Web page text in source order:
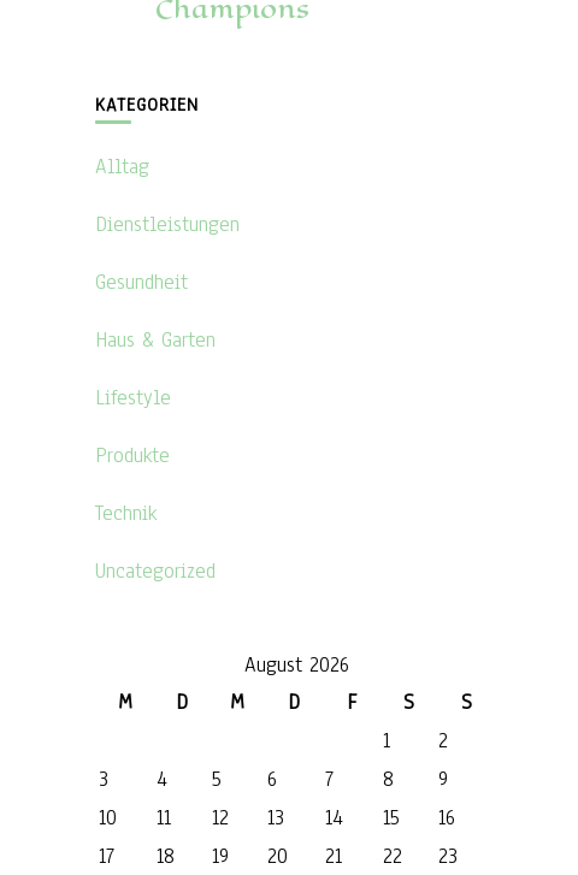
Champions
KATEGORIEN
Alltag
Dienstleistungen
Gesundheit
Haus & Garten
Lifestyle
Produkte
Technik
Uncategorized
August 2026
M
D M D F S
S
1
2
3
4 5 6 7 8
9
10
11 12 13 14 15
16
17
18 19 20 21 22
23